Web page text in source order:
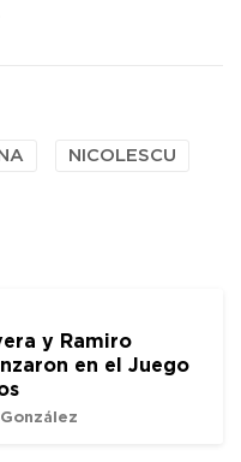
NICOLESCU
y Ramiro
en el Juego